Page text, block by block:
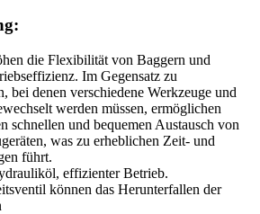
die Flexibilität von Baggern und
Im Gegensatz zu
bei denen verschiedene Werkzeuge und
werden müssen, ermöglichen
schnellen und bequemen Austausch von
was zu erheblichen Zeit- und
führt.
effizienter Betrieb.
können das Herunterfallen der